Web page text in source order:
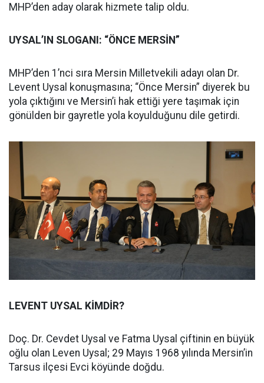
MHP’den aday olarak hizmete talip oldu.
UYSAL’IN SLOGANI: “ÖNCE MERSİN”
MHP’den 1’nci sıra Mersin Milletvekili adayı olan Dr.
Levent Uysal konuşmasına; “Önce Mersin” diyerek bu
yola çıktığını ve Mersin’i hak ettiği yere taşımak için
gönülden bir gayretle yola koyulduğunu dile getirdi.
LEVENT UYSAL KİMDİR?
Doç. Dr. Cevdet Uysal ve Fatma Uysal çiftinin en büyük
oğlu olan Leven Uysal; 29 Mayıs 1968 yılında Mersin’in
Tarsus ilçesi Evci köyünde doğdu.